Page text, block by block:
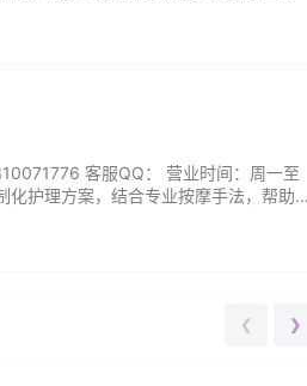
客服QQ： 营业时间：周一至
护理方案，结合专业按摩手法，帮助
❮ ❯